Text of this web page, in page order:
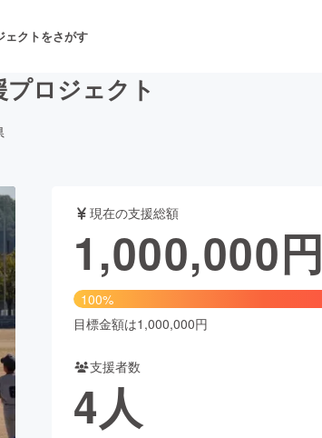
ェクトをさがす
・パフォーマンス
ド・飲食店 ファッション
メ・漫画
ューティー・ヘルスケア
ロジェクト
現在の支援総額
1,000,000円
100%
目標金額は1,000,000円
支援者数
4人